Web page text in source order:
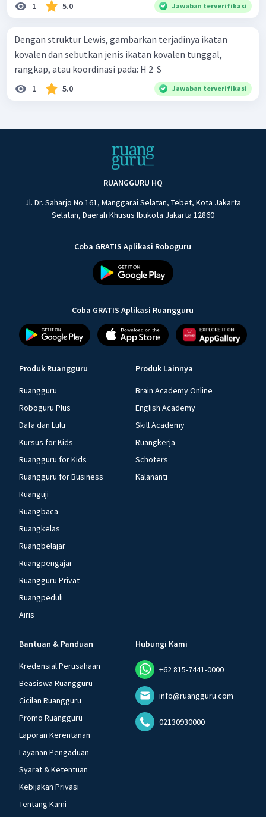
1 5.0 Jawaban terverifikasi
Dengan struktur Lewis, gambarkan terjadinya ikatan
kovalen dan sebutkan jenis ikatan kovalen tunggal,
rangkap, atau koordinasi pada: H 2 ​ S
1 5.0 Jawaban terverifikasi
RUANGGURU HQ
Jl. Dr. Saharjo No.161, Manggarai Selatan, Tebet, Kota Jakarta
Selatan, Daerah Khusus Ibukota Jakarta 12860
Coba GRATIS Aplikasi Roboguru
Coba GRATIS Aplikasi Ruangguru
Produk Ruangguru
Ruangguru
Roboguru Plus
Dafa dan Lulu
Kursus for Kids
Ruangguru for Kids
Ruangguru for Business
Ruanguji
Ruangbaca
Ruangkelas
Ruangbelajar
Ruangpengajar
Ruangguru Privat
Ruangpeduli
Airis
Produk Lainnya
Brain Academy Online
English Academy
Skill Academy
Ruangkerja
Schoters
Kalananti
Bantuan & Panduan
Kredensial Perusahaan
Beasiswa Ruangguru
Cicilan Ruangguru
Promo Ruangguru
Laporan Kerentanan
Layanan Pengaduan
Syarat & Ketentuan
Kebijakan Privasi
Tentang Kami
Hubungi Kami
+62 815-7441-0000
info@ruangguru.com
02130930000